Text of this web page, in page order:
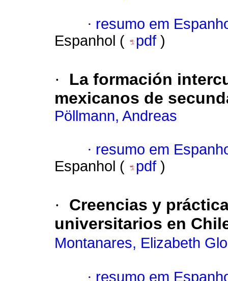
· resumo em
Espanhol (
pdf )
·
La formación
mexicanos de
Pöllmann, Andreas
· resumo em
Espanhol (
pdf )
·
Creencias y
universitarios en
Montanares, Elizabeth
· resumo em